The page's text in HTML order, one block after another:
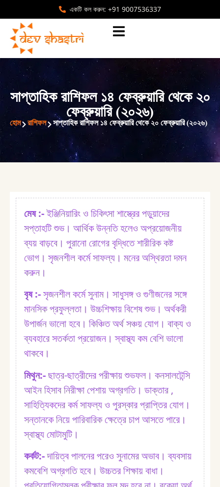
একটি কল করুন: +91 9007536337
সাপ্তাহিক রাশিফল ১৪ ফেব্রুয়ারি থেকে ২০
ফেব্রুয়ারি (২০২৬)
হোম রাশিফল সাপ্তাহিক রাশিফল ১৪ ফেব্রুয়ারি থেকে ২০ ফেব্রুয়ারি (২০২৬)
মেষ :⁠-ইঞ্জিনিয়ারিং ও চিকিৎসা শাস্ত্রের পড়ুয়াদের
সপ্তাহটি শুভ। আর্থিক উন্নতি হলেও অপ্রয়োজনীয়
ব্যয় বাড়বে। পুরানো রোগের বৃদ্ধিতে শারীরিক কষ্ট
ভোগ। সৃজনশীল কর্মে সাফল্য। মনের অস্থিরতা দমন
করুন।
বৃষ :⁠-সৃজনশীল কর্মে সুনাম। সাধুসঙ্গ ও গুণীজনের সঙ্গে
মানসিক প্রফুল্লতা। উচ্চশিক্ষায় বিশেষ শুভ। অর্থকরী
উপার্জন ভালো হবে। কিঞ্চিত অর্থ সঞ্চয় যোগ। বাক্য ও
ব্যবহারে সতর্কতা প্রয়োজন। স্বাস্থ্য কম বেশি ভালো
থাকবে।
মিথুন:⁠-ছাত্র-ছাত্রীদের পরীক্ষায় শুভফল। কনসালটেন্সি
আইন হিসাব নিরীক্ষা পেশায় অগ্রগতি। ডাক্তার ,
সাহিত্যিকদের কর্ম সাফল্য ও পুরস্কার প্রাপ্তির যোগ।
সন্তানকে নিয়ে পারিবারিক ক্ষেত্রে চাপ আসতে পারে।
স্বাস্থ্য মোটামুটি।
কর্কট:⁠-দায়িত্ব পালনের পরেও সুনামের অভাব। ব্যবসায়
কমবেশি অগ্রগতি হবে। উচ্চতর শিক্ষায় বাধা।